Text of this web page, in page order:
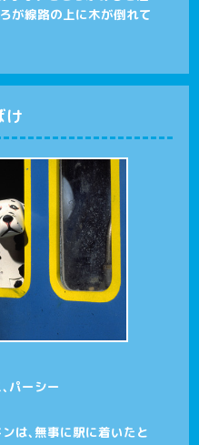
が線路の上に木が倒れて
け
パーシー
は、無事に駅に着いたと